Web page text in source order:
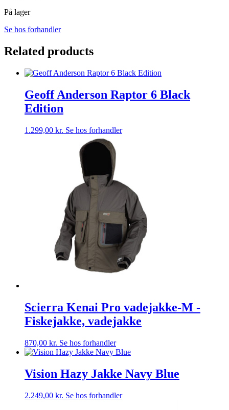
På lager
Se hos forhandler
Related products
Geoff Anderson Raptor 6 Black
Edition
1.299,00 kr. Se hos forhandler
Scierra Kenai Pro vadejakke-M -
Fiskejakke, vadejakke
870,00 kr. Se hos forhandler
Vision Hazy Jakke Navy Blue
2.249,00 kr. Se hos forhandler